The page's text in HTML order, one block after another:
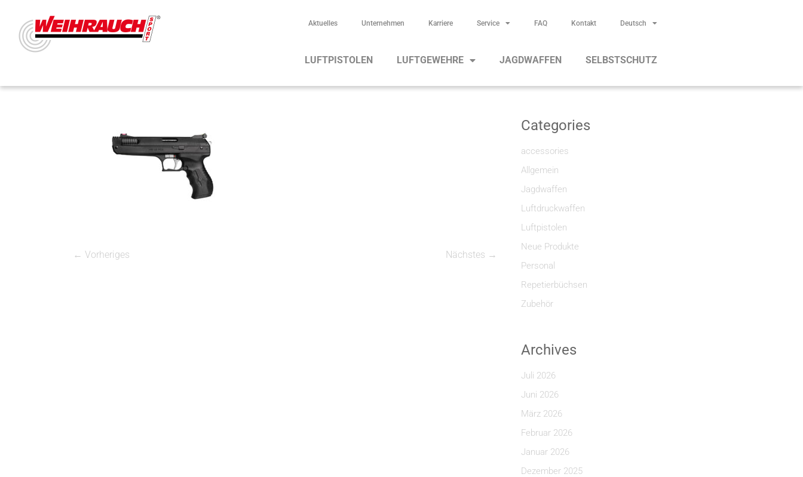
Aktuelles Unternehmen Karriere Service FAQ Kontakt Deutsch
LUFTPISTOLEN LUFTGEWEHRE JAGDWAFFEN SELBSTSCHUTZ
← Vorheriges Nächstes →
Categories
accessories
Allgemein
Jagdwaffen
Luftdruckwaffen
Luftpistolen
Neue Produkte
Personal
Repetierbüchsen
Zubehör
Archives
Juli 2026
Juni 2026
März 2026
Februar 2026
Januar 2026
Dezember 2025